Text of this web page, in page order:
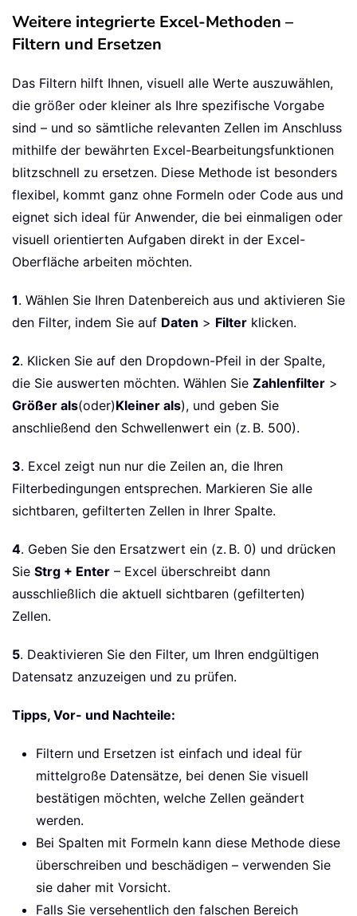
Weitere integrierte Excel-Methoden –
Filtern und Ersetzen
Das Filtern hilft Ihnen, visuell alle Werte auszuwählen,
die größer oder kleiner als Ihre spezifische Vorgabe
sind – und so sämtliche relevanten Zellen im Anschluss
mithilfe der bewährten Excel-Bearbeitungsfunktionen
blitzschnell zu ersetzen. Diese Methode ist besonders
flexibel, kommt ganz ohne Formeln oder Code aus und
eignet sich ideal für Anwender, die bei einmaligen oder
visuell orientierten Aufgaben direkt in der Excel-
Oberfläche arbeiten möchten.
1. Wählen Sie Ihren Datenbereich aus und aktivieren Sie
den Filter, indem Sie auf Daten > Filter klicken.
2. Klicken Sie auf den Dropdown-Pfeil in der Spalte,
die Sie auswerten möchten. Wählen Sie Zahlenfilter >
Größer als(oder)Kleiner als), und geben Sie
anschließend den Schwellenwert ein (z. B. 500).
3. Excel zeigt nun nur die Zeilen an, die Ihren
Filterbedingungen entsprechen. Markieren Sie alle
sichtbaren, gefilterten Zellen in Ihrer Spalte.
4. Geben Sie den Ersatzwert ein (z. B. 0) und drücken
Sie Strg + Enter – Excel überschreibt dann
ausschließlich die aktuell sichtbaren (gefilterten)
Zellen.
5. Deaktivieren Sie den Filter, um Ihren endgültigen
Datensatz anzuzeigen und zu prüfen.
Tipps, Vor- und Nachteile:
Filtern und Ersetzen ist einfach und ideal für
mittelgroße Datensätze, bei denen Sie visuell
bestätigen möchten, welche Zellen geändert
werden.
Bei Spalten mit Formeln kann diese Methode diese
überschreiben und beschädigen – verwenden Sie
sie daher mit Vorsicht.
Falls Sie versehentlich den falschen Bereich